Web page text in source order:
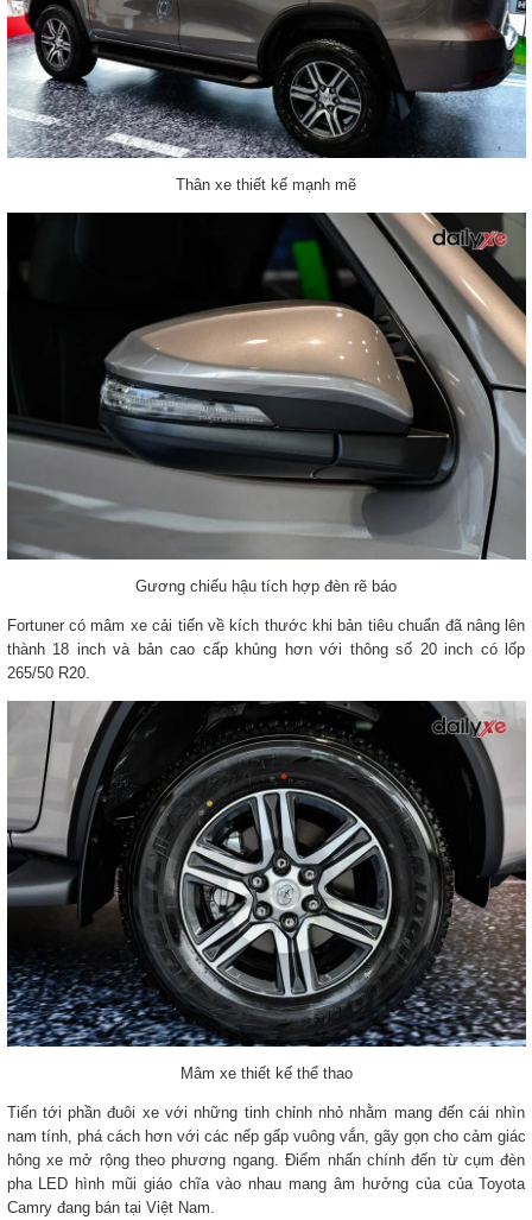
Thân xe thiết kế mạnh mẽ
Gương chiếu hậu tích hợp đèn rẽ báo
Fortuner có mâm xe cải tiến về kích thước khi bản tiêu chuẩn đã nâng lên
thành 18 inch và bản cao cấp khủng hơn với thông số 20 inch có lốp
265/50 R20.
Mâm xe thiết kế thể thao
Tiến tới phần đuôi xe với những tinh chỉnh nhỏ nhằm mang đến cái nhìn
nam tính, phá cách hơn với các nếp gấp vuông vắn, gãy gọn cho cảm giác
hông xe mở rộng theo phương ngang. Điểm nhấn chính đến từ cụm đèn
pha LED hình mũi giáo chĩa vào nhau mang âm hưởng của của Toyota
Camry đang bán tại Việt Nam.